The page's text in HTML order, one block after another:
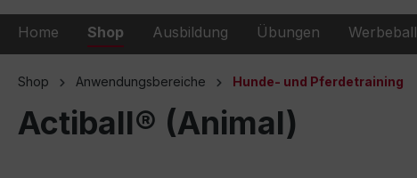
Home Shop Ausbildung Übungen Werbeball
Shop Anwendungsbereiche Hunde- und Pferdetraining
Actiball® (Animal)